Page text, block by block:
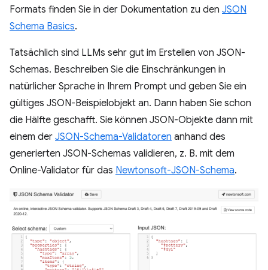
Formats finden Sie in der Dokumentation zu den JSON
Schema Basics.
Tatsächlich sind LLMs sehr gut im Erstellen von JSON-
Schemas. Beschreiben Sie die Einschränkungen in
natürlicher Sprache in Ihrem Prompt und geben Sie ein
gültiges JSON-Beispielobjekt an. Dann haben Sie schon
die Hälfte geschafft. Sie können JSON-Objekte dann mit
einem der JSON-Schema-Validatoren anhand des
generierten JSON-Schemas validieren, z. B. mit dem
Online-Validator für das Newtonsoft-JSON-Schema.